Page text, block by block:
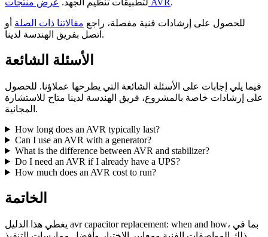
لتطبيقات تنظيم الجهد. عرض منتجات AVR.
للحصول على إرشادات فنية مفصلة، راجع مقالاتنا ذات الصلة أو
اتصل بفريق الهندسة لدينا.
الأسئلة الشائعة
فيما يلي إجابات على الأسئلة الشائعة التي يطرحها عملاؤنا. للحصول
على إرشادات خاصة بالمشروع، فريق الهندسة لدينا متاح للاستشارة
المجانية.
How long does an AVR typically last?
Can I use an AVR with a generator?
What is the difference between AVR and stabilizer?
Do I need an AVR if I already have a UPS?
How much does an AVR cost to run?
الخاتمة
يغطي هذا الدليل avr capacitor replacement: when and how، بما في